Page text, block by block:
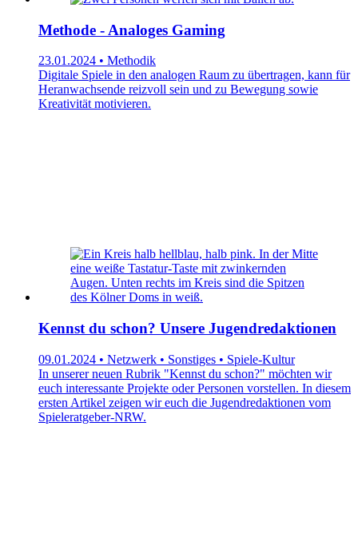
Methode - Analoges Gaming
23.01.2024 • Methodik
Digitale Spiele in den analogen Raum zu übertragen, kann für
Heranwachsende reizvoll sein und zu Bewegung sowie
Kreativität motivieren.
Kennst du schon? Unsere Jugendredaktionen
09.01.2024 • Netzwerk • Sonstiges • Spiele-Kultur
In unserer neuen Rubrik "Kennst du schon?" möchten wir
euch interessante Projekte oder Personen vorstellen. In diesem
ersten Artikel zeigen wir euch die Jugendredaktionen vom
Spieleratgeber-NRW.